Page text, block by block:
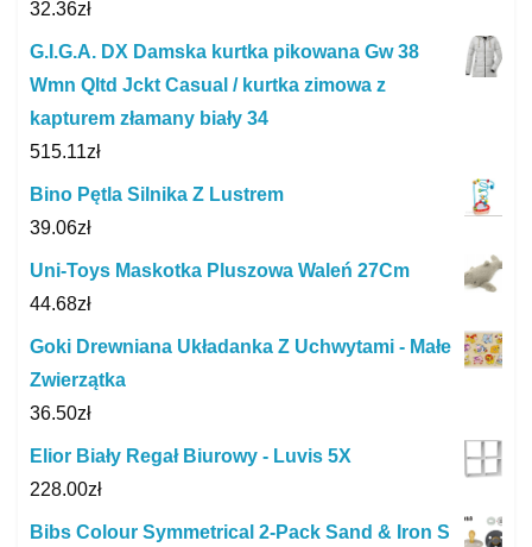
32.36zł
G.I.G.A. DX Damska kurtka pikowana Gw 38
Wmn Qltd Jckt Casual / kurtka zimowa z
kapturem złamany biały 34
515.11zł
Bino Pętla Silnika Z Lustrem
39.06zł
Uni-Toys Maskotka Pluszowa Waleń 27Cm
44.68zł
Goki Drewniana Układanka Z Uchwytami - Małe
Zwierzątka
36.50zł
Elior Biały Regał Biurowy - Luvis 5X
228.00zł
Bibs Colour Symmetrical 2-Pack Sand & Iron S